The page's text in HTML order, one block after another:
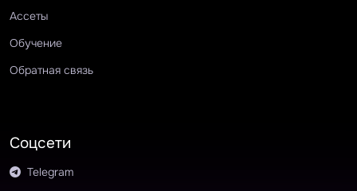
Ассеты
Обучение
Обратная связь
Соцсети
Telegram